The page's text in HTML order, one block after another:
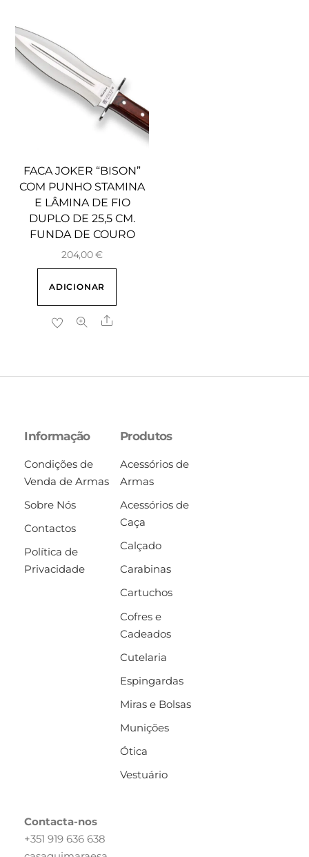
FACA JOKER “BISON”
COM PUNHO STAMINA
E LÂMINA DE FIO
DUPLO DE 25,5 CM.
FUNDA DE COURO
204,00€
ADICIONAR
Share
Informação
Condições de
Venda de Armas
Sobre Nós
Contactos
Política de
Privacidade
Produtos
Acessórios de
Armas
Acessórios de
Caça
Calçado
Carabinas
Cartuchos
Cofres e
Cadeados
Cutelaria
Espingardas
Miras e Bolsas
Munições
Ótica
Vestuário
Contacta-nos
+351 919 636 638